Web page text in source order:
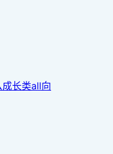
长类all向